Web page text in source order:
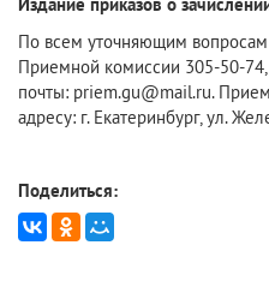
По всем уточняющим
Приемной комиссии 305-50-74,
почты: priem.gu@mail.ru.
адресу: г. Екатеринбург, ул.
Поделиться: